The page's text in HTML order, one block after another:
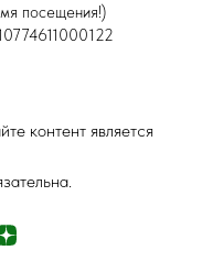
посещения!)
контент является